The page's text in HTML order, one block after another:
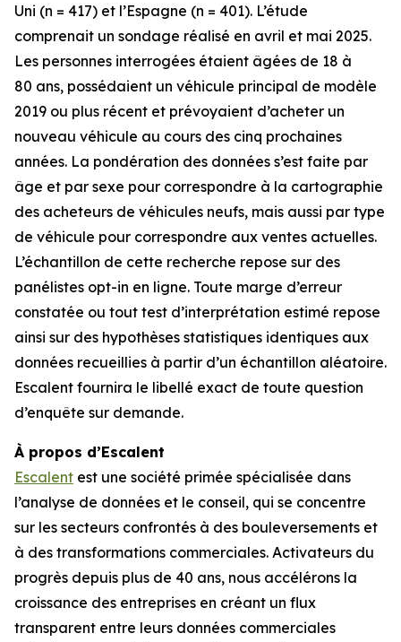
Uni (n = 417) et l’Espagne (n = 401). L’étude
comprenait un sondage réalisé en avril et mai 2025.
Les personnes interrogées étaient âgées de 18 à
80 ans, possédaient un véhicule principal de modèle
2019 ou plus récent et prévoyaient d’acheter un
nouveau véhicule au cours des cinq prochaines
années. La pondération des données s’est faite par
âge et par sexe pour correspondre à la cartographie
des acheteurs de véhicules neufs, mais aussi par type
de véhicule pour correspondre aux ventes actuelles.
L’échantillon de cette recherche repose sur des
panélistes opt-in en ligne. Toute marge d’erreur
constatée ou tout test d’interprétation estimé repose
ainsi sur des hypothèses statistiques identiques aux
données recueillies à partir d’un échantillon aléatoire.
Escalent fournira le libellé exact de toute question
d’enquête sur demande.
À propos d’Escalent
Escalent est une société primée spécialisée dans
l’analyse de données et le conseil, qui se concentre
sur les secteurs confrontés à des bouleversements et
à des transformations commerciales. Activateurs du
progrès depuis plus de 40 ans, nous accélérons la
croissance des entreprises en créant un flux
transparent entre leurs données commerciales